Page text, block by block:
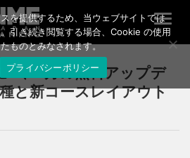
T
o
g
l
n
7、4月の無料アップデ
と新コースレイアウト
を提供するため、当ウェブサイトでは
引き続き閲覧する場合、Cookie の使用
ものとみなされます。
プライバシーポリシー